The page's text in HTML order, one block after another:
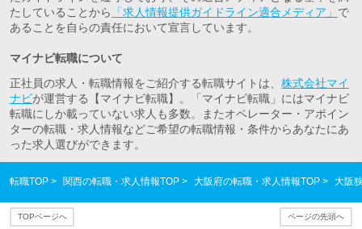
たしていることから
「求人情報提供ガイドライン適合メディア」 で
あることを自らの責任において宣言しています。
マイナビ転職について
正社員の求人・転職情報をご紹介する転職サイトは、 株式会社マイ
ナビが運営する【マイナビ転職】。「マイナビ転職」にはマイナビ
転職にしか載っていない求人も多数。またオペレーター・アポイン
ターの転職・求人情報などご希望の転職情報・条件からあなたにあ
った求人選びができます。
転職TOP 関西の転職・求人情報TOP 大阪府の転職・求人情報TOP 大阪
TOPページへ ページの先頭へ